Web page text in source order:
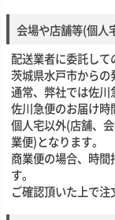
会場や店舗等(個人
配送業者に委託して
茨城県水戸市からの
通常、弊社では佐川
佐川急便のお届け時
個人宅以外(店舗、
業便)となります。
商業便の場合、時
す。
ご確認頂いた上で注